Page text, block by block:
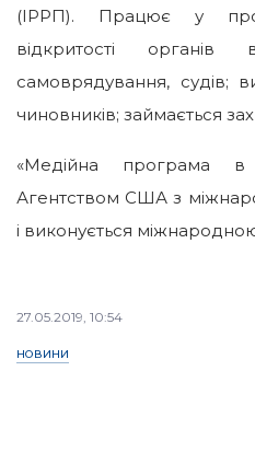
(ІРРП). Працює у
відкритості
самоврядування, судів;
чиновників; займається
«Медійна програма в
Агентством США з
і виконується
27.05.2019, 10:54
НОВИНИ